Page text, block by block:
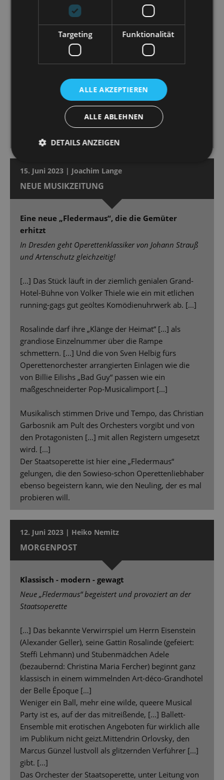
kesse Cowgirl im Marika-Rökk-Revuebild genauso
überzeugend wie die große Diva, wenn sie Zarah-
Leander-like ihre Gefühle mit allem Chorbombast
zelebriert. [...]
Andreas Sauerzapf spielt [...] mit hinreißender Komik,
ein charmanter Loser mit Gigolo-Charme und
Eine durchweg überzeugende Um-und Besetzung
[...]. Auch Ballett und Orchester zeigen das. Dirigent
Christian Garbosnik schwelgt mit Verve in Dostals
Kinopartitur samt Tosca-Zitat und Bart de Clercq lässt
15. Juni 2023 | Joachim Lange
NEUE MUSIKZEITUNG
Eine neue „Fledermaus“, die die Gemüter
erhitzt
In Dresden geht Operettenklassiker von Johann Strauß
und Artenschutz gleichzeitig!
[...] Das Stück läuft in der ziemlich genialen Grand-
Hotel-Bühne von Volker Thiele wie ein mit etlichen
running-gags gut geöltes Komödienuhrwerk ab. [...]
Rosalinde darf ihre „Klänge der Heimat“ [...] als
grandiose Einzelnummer über die Rampe
schmettern. [...] Und die von Sven Helbig fürs
Operettenorchester arrangierten Einlagen wie die
von Billie Eilishs „Bad Guy“ passen wie ein
maßgeschneiderter Pop-Musicalimport [...]
Musikalisch stimmen Drive und Tempo, das Christian
Garbosnik am Pult des Orchesters vorgibt und von
den Protagonisten [...] mit allen Registern umgesetzt
wird. [...]
Der Staatsoperette ist hier eine „Fledermaus“
gelungen, die den Sowieso-schon Operettenliebhaber
ebenso begeistern kann, wie den Neuling, der es mal
probieren will.
12. Juni 2023 | Heiko Nemitz
MORGENPOST
Klassisch - modern - gewagt
Neue „Fledermaus“ begeistert und provoziert an der
Staatsoperette
[...] Das bekannte Verwirrspiel um Herrn Eisenstein
(Alexander Geller), seine Gattin Rosalinde (gefeiert:
Stefﬁ Lehmann) und Stubenmädchen Adele
(bezaubernd: Christina Maria Fercher) beginnt ganz
klassisch in einem wimmelnden Art-déco-Grandhotel
der Belle Époque […]
Weniger ein Ball, mehr eine wilde, queere Musical
Party ist es, auf der das mitreißende, [...] Ballett-
Ensemble mit erotischen Angeboten für wirklich alle
im Publikum nicht geizt.Mittendrin Orlovsky, den
Marcus Günzel lustvoll als glitzernden Verführer [...]
gibt. [...]
Das Orchester der Staatsoperette, unter Leitung von
Targeting Funktionalität
ALLE AKZEPTIEREN
ALLE ABLEHNEN
DETAILS ANZEIGEN